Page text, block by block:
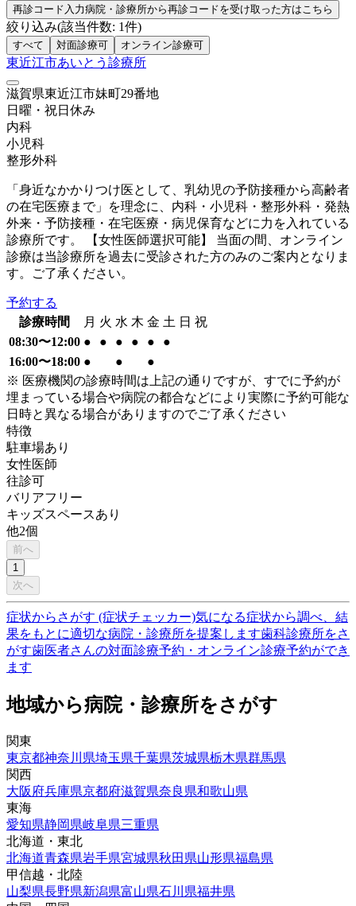
再診コード入力病院・診療所から再診コードを受け取った方はこちら
絞り込み(該当件数: 1件)
すべて 対面診療可 オンライン診療可
東近江市あいとう診療所
滋賀県東近江市妹町29番地
日曜・祝日 休み
内科
小児科
整形外科
「身近なかかりつけ医として、乳幼児の予防接種から高齢者
の在宅医療まで」を理念に、内科・小児科・整形外科・発熱
外来・予防接種・在宅医療・病児保育などに力を入れている
診療所です。 【女性医師選択可能】 当面の間、オンライン
診療は当診療所を過去に受診された方のみのご案内となりま
す。ご了承ください。
予約する
診療時間
月 火 水 木 金 土 日 祝
08:30〜12:00 ● ● ● ● ●
●
16:00〜18:00 ● ●
●
※ 医療機関の診療時間は上記の通りですが、すでに予約が
埋まっている場合や病院の都合などにより実際に予約可能な
日時と異なる場合がありますのでご了承ください
特徴
駐車場あり
女性医師
往診可
バリアフリー
キッズスペースあり
他2個
前へ
1
次へ
症状からさがす (症状チェッカー)気になる症状から調べ、結
果をもとに適切な病院・診療所を提案します歯科診療所をさ
がす歯医者さんの対面診療予約・オンライン診療予約ができ
ます
地域から病院・診療所をさがす
関東
東京都神奈川県埼玉県千葉県茨城県栃木県群馬県
関西
大阪府兵庫県京都府滋賀県奈良県和歌山県
東海
愛知県静岡県岐阜県三重県
北海道・東北
北海道青森県岩手県宮城県秋田県山形県福島県
甲信越・北陸
山梨県長野県新潟県富山県石川県福井県